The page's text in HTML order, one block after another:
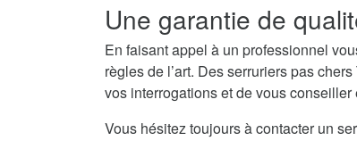
Une garantie de
En faisant appel à un professionnel
règles de l’art. Des serruriers pas
vos interrogations et de vous
Vous hésitez toujours à contacter un